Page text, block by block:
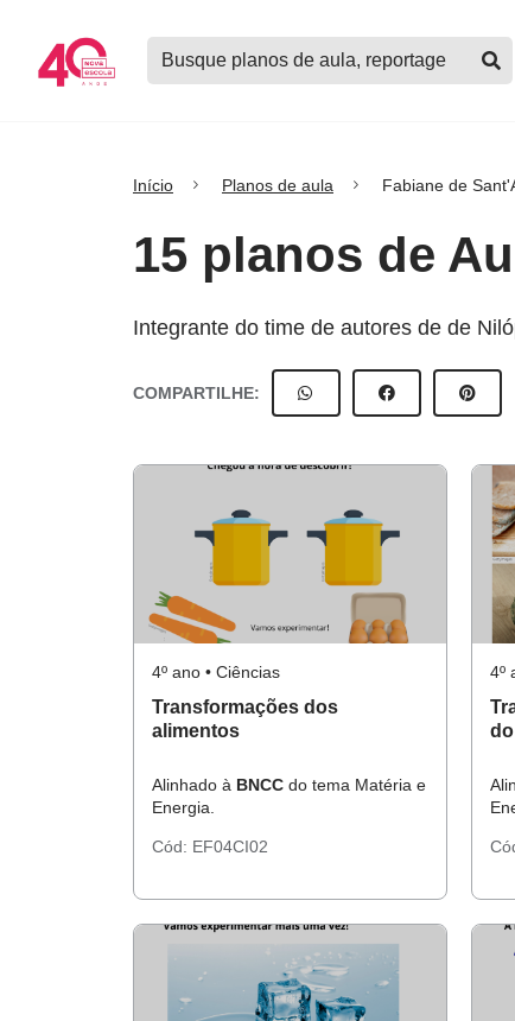
Buscar
planos
cursos
Início Planos de aula Fabiane de
15 planos de
Integrante do time de autores de de
COMPARTILHE:
4º ano • Ciências
Transformações dos
alimentos
Alinhado à BNCC do tema Matéria e
Energia.
Cód: EF04CI02
4º